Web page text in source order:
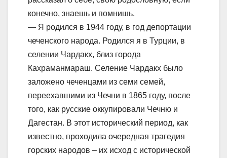
конечно, знаешь и помнишь.
— Я родился в 1944 году, в год депортации
чеченского народа. Родился я в Турции, в
селении Чардакх, близ города
Кахраманмараш. Селение Чардакх было
заложено чеченцами из семи семей,
переехавшими из Чечни в 1865 году, после
того, как русские оккупировали Чечню и
Дагестан. В этот исторический период, как
известно, проходила очередная трагедия
горских народов – их исход с исторической